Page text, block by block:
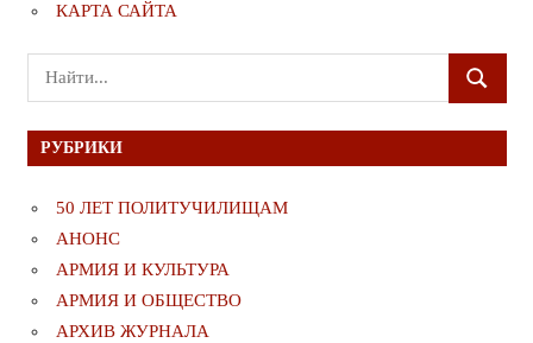
КАРТА САЙТА
Поиск
для:
ПОИСК
РУБРИКИ
50 ЛЕТ ПОЛИТУЧИЛИЩАМ
АНОНС
АРМИЯ И КУЛЬТУРА
АРМИЯ И ОБЩЕСТВО
АРХИВ ЖУРНАЛА